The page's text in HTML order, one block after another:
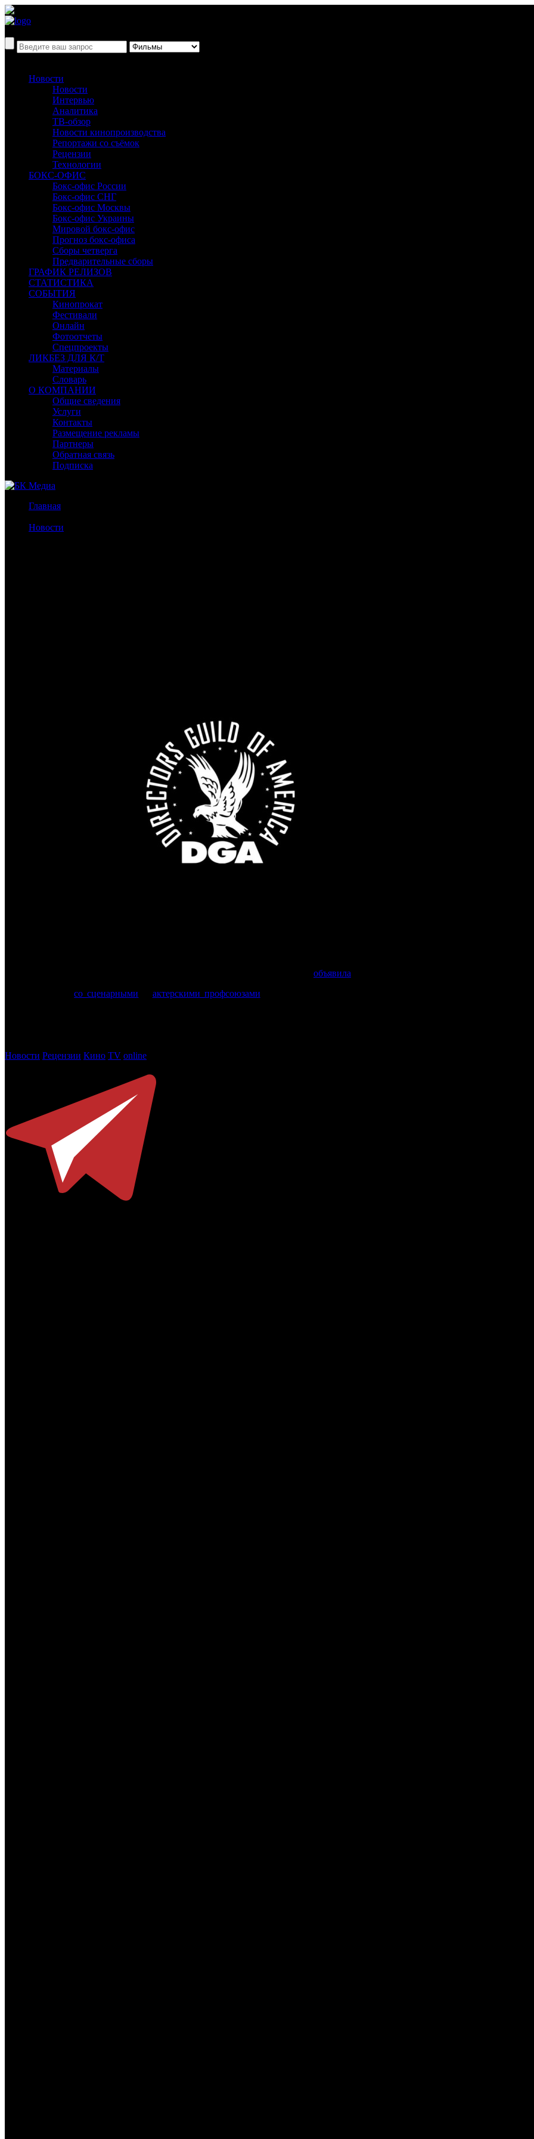
Новости
Новости
Интервью
Аналитика
ТВ-обзор
Новости кинопроизводства
Репортажи со съёмок
Рецензии
Технологии
БОКС-ОФИС
Бокс-офис России
Бокс-офис СНГ
Бокс-офис Москвы
Бокс-офис Украины
Мировой бокс-офис
Прогноз бокс-офиса
Сборы четверга
Предварительные сборы
ГРАФИК РЕЛИЗОВ
СТАТИСТИКА
СОБЫТИЯ
Кинопрокат
Фестивали
Онлайн
Фотоотчеты
Спецпроекты
ЛИКБЕЗ ДЛЯ К/Т
Материалы
Словарь
О КОМПАНИИ
Общие сведения
Услуги
Контакты
Размещение рекламы
Партнеры
Обратная связь
Подписка
Главная
Новости
объявила
Как и в случаесо сценарными актерскими профсоюзами
Новости Рецензии Кино TV online